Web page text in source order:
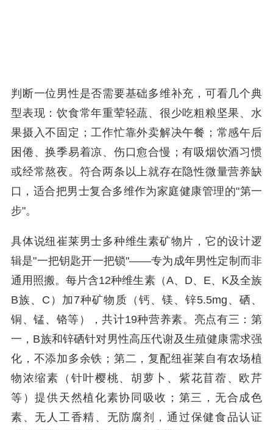
判断一位男性是否需要基础多维补充，可看几个典
型表现：饮食常年重荤轻蔬、很少吃粗粮坚果、水
果摄入不固定；工作忙靠外卖解决午餐；常感午后
困倦、换季易着凉、伤口愈合慢；有吸烟饮酒习惯
或经常熬夜。符合两条以上就存在隐性微量营养缺
口，适合把男士复合多维作为家庭健康管理的"第一
步"。
具体说纽崔莱男士多种维生素矿物片，它的设计逻
辑是"一把钥匙开一把锁"——专为成年男性定制而非
通用照搬。每片含12种维生素（A、D、E、K及全族
B族、C）加7种矿物质（钙、镁、锌5.5mg、硒、
铜、锰、铬等），共计19种营养素。亮点有三：第
一，B族和锌硒针对男性高压代谢及生殖健康需求强
化，不添加多余铁；第二，复配纽崔莱自有农场植
物浓缩素（针叶樱桃、胡萝卜、紫花苜蓿、欧芹
等）提供天然植化素协同吸收；第三，无合成色
素、无人工香精、无防腐剂，通过保健食品认证